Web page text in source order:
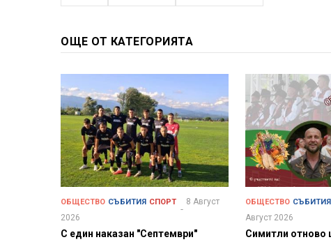
ОЩЕ ОТ КАТЕГОРИЯТА
ОБЩЕСТВО СЪБИТИЯ СПОРТ
8 Август
2026
С един наказан "Септември"
ОБЩЕСТВО СЪБИТИЯ
Август 2026
Симитли отново